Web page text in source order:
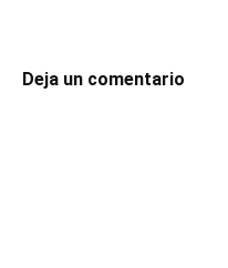
Deja un comentario